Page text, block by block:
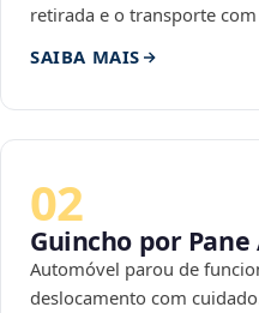
retirada e o transporte
SAIBA MAIS
02
Guincho por
Automóvel parou de
deslocamento com